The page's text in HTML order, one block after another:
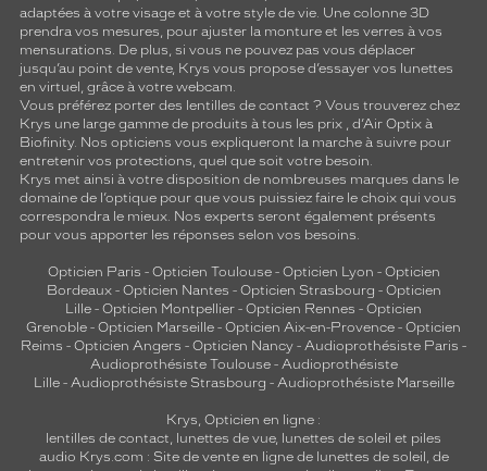
adaptées à votre visage et à votre style de vie. Une colonne 3D
prendra vos mesures, pour ajuster la monture et les verres à vos
mensurations. De plus, si vous ne pouvez pas vous déplacer
jusqu’au point de vente, Krys vous propose d’essayer vos lunettes
en virtuel, grâce à votre webcam.
Vous préférez porter des lentilles de contact ? Vous trouverez chez
Krys une large gamme de produits à tous les prix , d’Air Optix à
Biofinity. Nos opticiens vous expliqueront la marche à suivre pour
entretenir vos protections, quel que soit votre besoin.
Krys met ainsi à votre disposition de nombreuses marques dans le
domaine de l’optique pour que vous puissiez faire le choix qui vous
correspondra le mieux. Nos experts seront également présents
pour vous apporter les réponses selon vos besoins.
Opticien Paris - Opticien Toulouse- Opticien Lyon - Opticien
Bordeaux- Opticien Nantes - Opticien Strasbourg - Opticien
Lille - Opticien Montpellier - Opticien Rennes - Opticien
Grenoble - Opticien Marseille - Opticien Aix-en-Provence - Opticien
Reims - Opticien Angers - Opticien Nancy - Audioprothésiste Paris -
Audioprothésiste Toulouse- Audioprothésiste
Lille- Audioprothésiste Strasbourg - Audioprothésiste Marseille
Krys, Opticien en ligne :
lentilles de contact, lunettes de vue, lunettes de soleil et piles
audio Krys.com : Site de vente en ligne de lunettes de soleil, de